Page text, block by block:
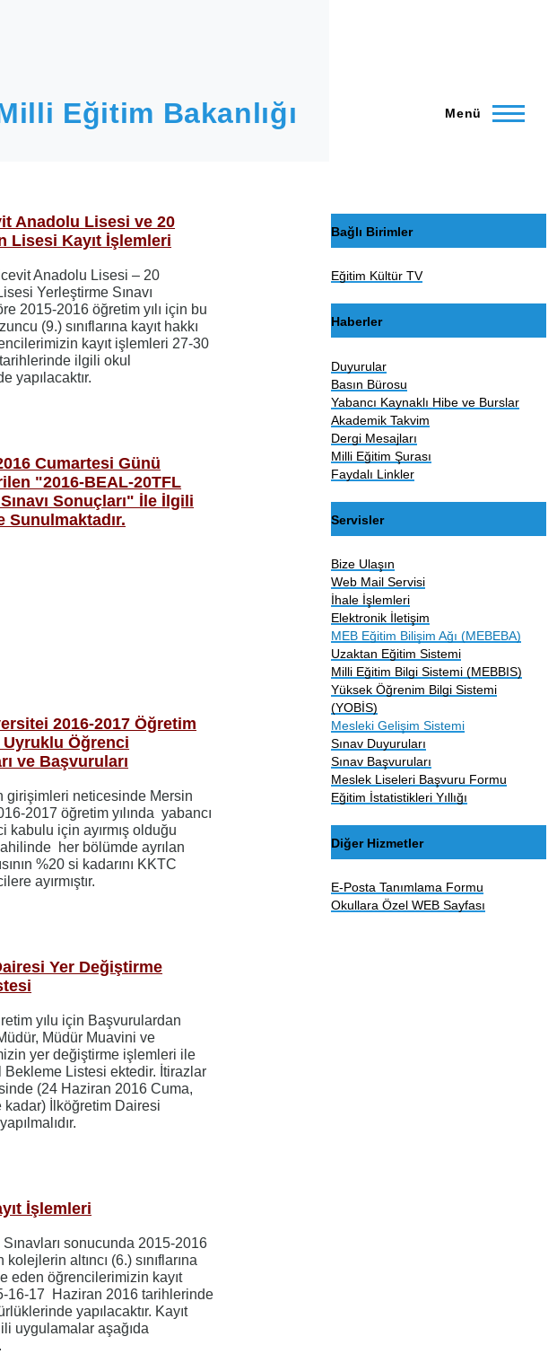
Eğitim Bakanlığı Menü
Anadolu Lisesi ve 20
Lisesi Kayıt İşlemleri
Anadolu Lisesi – 20
Yerleştirme Sınavı
2015-2016 öğretim yılı için bu
(9.) sınıflarına kayıt hakkı
kayıt işlemleri 27-30
ilgili okul
yapılacaktır.
Cumartesi Günü
"2016-BEAL-20TFL
Sonuçları" İle İlgili
Sunulmaktadır.
2016-2017 Öğretim
Uyruklu Öğrenci
ve Başvuruları
girişimleri neticesinde Mersin
2017 öğretim yılında yabancı
kabulu için ayırmış olduğu
her bölümde ayrılan
%20 si kadarını KKTC
ayırmıştır.
Yer Değiştirme
yılu için Başvurulardan
Müdür Muavini ve
yer değiştirme işlemleri ile
Bekleme Listesi ektedir. İtirazlar
(24 Haziran 2016 Cuma,
kadar) İlköğretim Dairesi
İşlemleri
sonucunda 2015-2016
kolejlerin altıncı (6.) sınıflarına
eden öğrencilerimizin kayıt
16-17 Haziran 2016 tarihlerinde
yapılacaktır. Kayıt
uygulamalar aşağıda
Bağlı Birimler
Eğitim Kültür TV
Haberler
Duyurular
Basın Bürosu
Yabancı Kaynaklı Hibe ve Burslar
Akademik Takvim
Dergi Mesajları
Milli Eğitim Şurası
Faydalı Linkler
Servisler
Bize Ulaşın
Web Mail Servisi
İhale İşlemleri
Elektronik İletişim
MEB Eğitim Bilişim Ağı (MEBEBA)
Uzaktan Eğitim Sistemi
Milli Eğitim Bilgi Sistemi (MEBBIS)
Yüksek Öğrenim Bilgi Sistemi
(YOBİS)
Mesleki Gelişim Sistemi
Sınav Duyuruları
Sınav Başvuruları
Meslek Liseleri Başvuru Formu
Eğitim İstatistikleri Yıllığı
Diğer Hizmetler
E-Posta Tanımlama Formu
Okullara Özel WEB Sayfası